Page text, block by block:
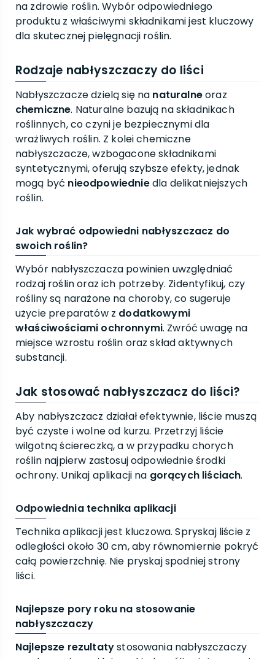
na zdrowie roślin. Wybór odpowiedniego
produktu z właściwymi składnikami jest kluczowy
dla skutecznej pielęgnacji roślin.
Rodzaje nabłyszczaczy do liści
Nabłyszczacze dzielą się na naturalneoraz
chemiczne. Naturalne bazują na składnikach
roślinnych, co czyni je bezpiecznymi dla
wrażliwych roślin. Z kolei chemiczne
nabłyszczacze, wzbogacone składnikami
syntetycznymi, oferują szybsze efekty, jednak
mogą być nieodpowiedniedla delikatniejszych
roślin.
Jak wybrać odpowiedni nabłyszczacz do
swoich roślin?
Wybór nabłyszczacza powinien uwzględniać
rodzaj roślin oraz ich potrzeby. Zidentyfikuj, czy
rośliny są narażone na choroby, co sugeruje
użycie preparatów z dodatkowymi
właściwościami ochronnymi. Zwróć uwagę na
miejsce wzrostu roślin oraz skład aktywnych
substancji.
Jak stosować nabłyszczacz do liści?
Aby nabłyszczacz działał efektywnie, liście muszą
być czyste i wolne od kurzu. Przetrzyj liście
wilgotną ściereczką, a w przypadku chorych
roślin najpierw zastosuj odpowiednie środki
ochrony. Unikaj aplikacji na gorących liściach.
Odpowiednia technika aplikacji
Technika aplikacji jest kluczowa. Spryskaj liście z
odległości około 30 cm, aby równomiernie pokryć
całą powierzchnię. Nie pryskaj spodniej strony
liści.
Najlepsze pory roku na stosowanie
nabłyszczaczy
Najlepsze rezultatystosowania nabłyszczaczy